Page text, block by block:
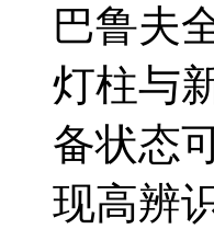
巴鲁夫
灯柱与
备状态
现高辨